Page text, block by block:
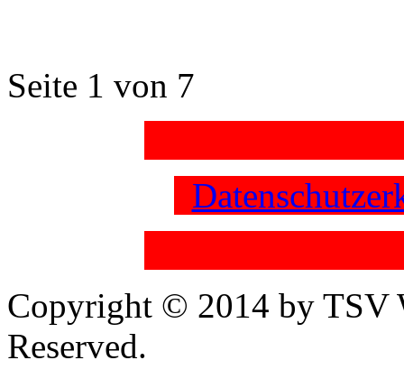
Seite 1 von 7
Copyright © 2014 by TSV
Reserved.